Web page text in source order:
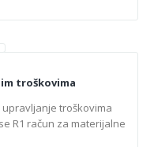
troškovima
troškovima
R1 račun za materijalne